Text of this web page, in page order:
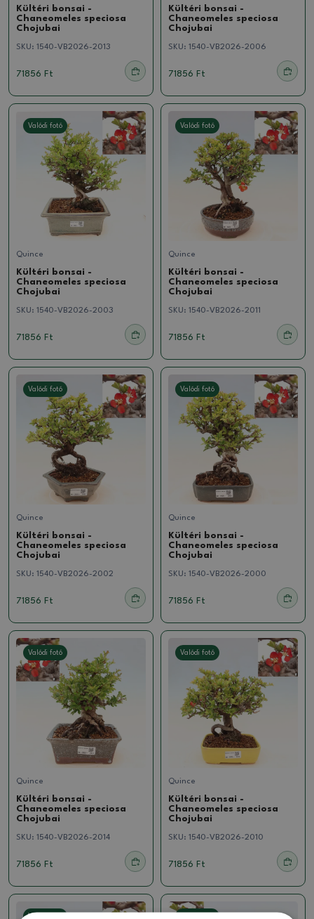
Kültéri bonsai -
Chaneomeles speciosa
Chojubai
SKU: 1540-VB2026-2013
71856 Ft
Kültéri bonsai -
Chaneomeles speciosa
Chojubai
SKU: 1540-VB2026-2006
71856 Ft
Valódi fotó
Quince
Kültéri bonsai -
Chaneomeles speciosa
Chojubai
SKU: 1540-VB2026-2003
71856 Ft
Valódi fotó
Quince
Kültéri bonsai -
Chaneomeles speciosa
Chojubai
SKU: 1540-VB2026-2011
71856 Ft
Valódi fotó
Quince
Kültéri bonsai -
Chaneomeles speciosa
Chojubai
SKU: 1540-VB2026-2002
71856 Ft
Valódi fotó
Quince
Kültéri bonsai -
Chaneomeles speciosa
Chojubai
SKU: 1540-VB2026-2000
71856 Ft
Valódi fotó
Quince
Kültéri bonsai -
Chaneomeles speciosa
Chojubai
SKU: 1540-VB2026-2014
71856 Ft
Valódi fotó
Quince
Kültéri bonsai -
Chaneomeles speciosa
Chojubai
SKU: 1540-VB2026-2010
71856 Ft
Valódi fotó